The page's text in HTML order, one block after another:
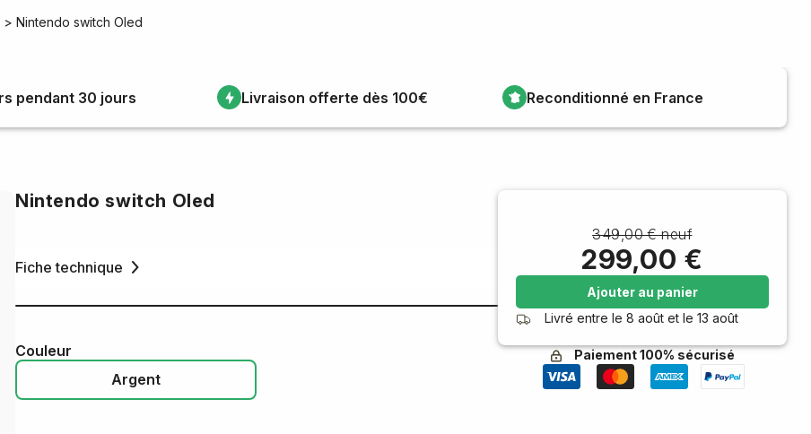
> Nintendo switch Oled
pendant 30 jours Livraison offerte dès 100€ Reconditionné en France
Nintendo switch Oled
Fiche technique
Couleur
Argent
349,00 € neuf
299,00 €
Ajouter au panier
Livré entre le 8 aoûtet le 13 août
Paiement 100% sécurisé